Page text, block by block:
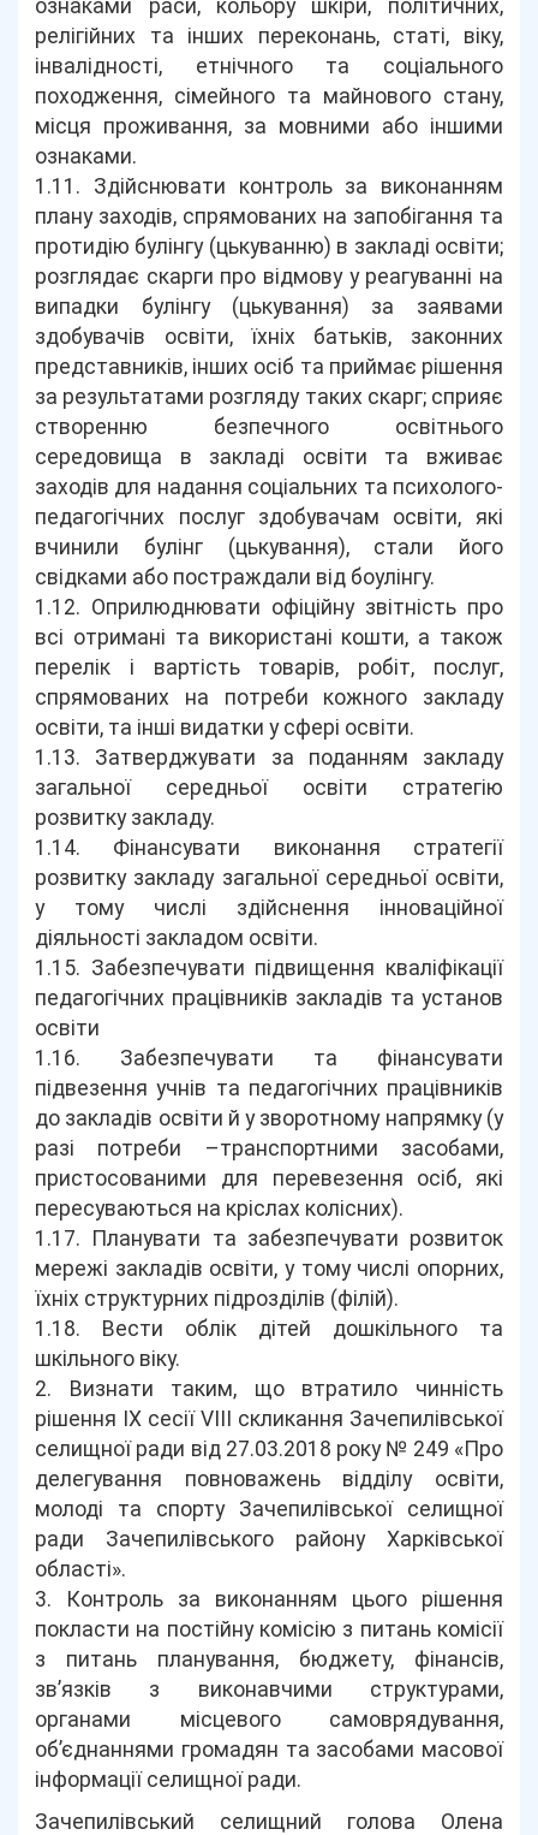
ознаками раси, кольору шкіри, політичних,
релігійних та інших переконань, статі, віку,
інвалідності, етнічного та соціального
походження, сімейного та майнового стану,
місця проживання, за мовними або іншими
ознаками.
1.11. Здійснювати контроль за виконанням
плану заходів, спрямованих на запобігання та
протидію булінгу (цькуванню) в закладі освіти;
розглядає скарги про відмову у реагуванні на
випадки булінгу (цькування) за заявами
здобувачів освіти, їхніх батьків, законних
представників, інших осіб та приймає рішення
за результатами розгляду таких скарг; сприяє
створенню безпечного освітнього
середовища в закладі освіти та вживає
заходів для надання соціальних та психолого-
педагогічних послуг здобувачам освіти, які
вчинили булінг (цькування), стали його
свідками або постраждали від боулінгу.
1.12. Оприлюднювати офіційну звітність про
всі отримані та використані кошти, а також
перелік і вартість товарів, робіт, послуг,
спрямованих на потреби кожного закладу
освіти, та інші видатки у сфері освіти.
1.13. Затверджувати за поданням закладу
загальної середньої освіти стратегію
розвитку закладу.
1.14. Фінансувати виконання стратегії
розвитку закладу загальної середньої освіти,
у тому числі здійснення інноваційної
діяльності закладом освіти.
1.15. Забезпечувати підвищення кваліфікації
педагогічних працівників закладів та установ
освіти
1.16. Забезпечувати та фінансувати
підвезення учнів та педагогічних працівників
до закладів освіти й у зворотному напрямку (у
разі потреби –транспортними засобами,
пристосованими для перевезення осіб, які
пересуваються на кріслах колісних).
1.17. Планувати та забезпечувати розвиток
мережі закладів освіти, у тому числі опорних,
їхніх структурних підрозділів (філій).
1.18. Вести облік дітей дошкільного та
шкільного віку.
2. Визнати таким, що втратило чинність
рішення ІХ сесії VIII скликання Зачепилівської
селищної ради від 27.03.2018 року № 249 «Про
делегування повноважень відділу освіти,
молоді та спорту Зачепилівської селищної
ради Зачепилівського району Харківської
області».
3. Контроль за виконанням цього рішення
покласти на постійну комісію з питань комісії
з питань планування, бюджету, фінансів,
зв’язків з виконавчими структурами,
органами місцевого самоврядування,
об’єднаннями громадян та засобами масової
інформації селищної ради.
Зачепилівський селищний голова Олена